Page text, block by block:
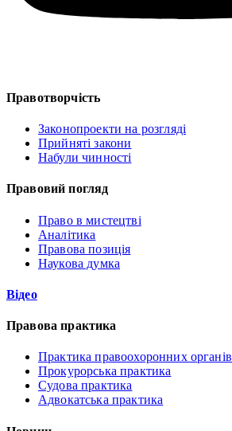
Правотворчість
Законопроекти на розгляді
Прийняті закони
Набули чинності
Правовий погляд
Право в мистецтві
Аналітика
Правова позиція
Наукова думка
Відео
Правова практика
Практика правоохоронних органів
Прокурорська практика
Судова практика
Адвокатська практика